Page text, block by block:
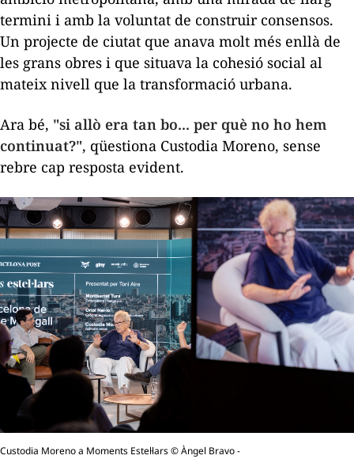
termini i amb la voluntat de construir consensos.
Un projecte de ciutat que anava molt més enllà de
les grans obres i que situava la cohesió social al
mateix nivell que la transformació urbana.
Ara bé, "si allò era tan bo... per què no ho hem
continuat?", qüestiona Custodia Moreno, sense
rebre cap resposta evident.
Custodia Moreno a Moments Estel·lars © Àngel Bravo -